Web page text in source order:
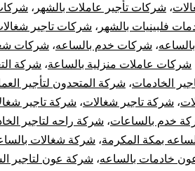
، شركات تأجير عاملات بالشهر ،
فلبينيات بالشهر ، شركات تاجير
، شركات خدم بالساعه، شركات
شركات عاملات منزلية بالساعة، شركة
الخادمات، شركة المتحدون لتأجير
، شركة تاجير شغالات، شركة تاجير
خدم بالساعات، شركة راحه لتاجير
بمكة المكرمة، شركة شغالات
خادمات بالساعه، شركة عون لتاجير